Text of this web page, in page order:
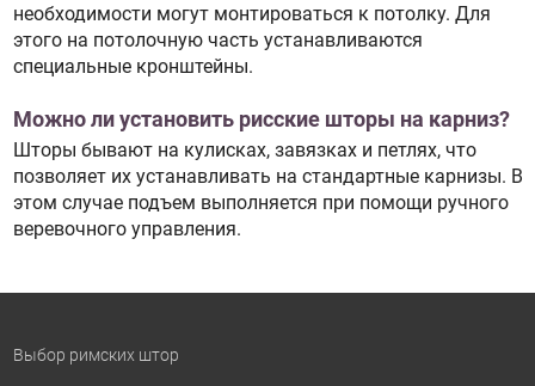
необходимости могут монтироваться к потолку. Для
этого на потолочную часть устанавливаются
специальные кронштейны.
Можно ли установить рисские шторы на карниз?
Шторы бывают на кулисках, завязках и петлях, что
позволяет их устанавливать на стандартные карнизы. В
этом случае подъем выполняется при помощи ручного
веревочного управления.
Выбор римских штор